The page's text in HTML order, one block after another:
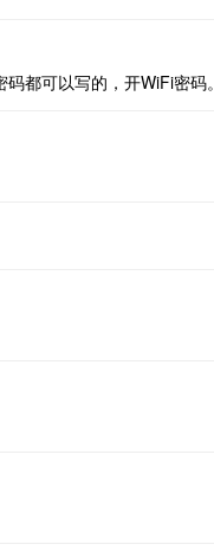
都可以写的，开WiFi密码。